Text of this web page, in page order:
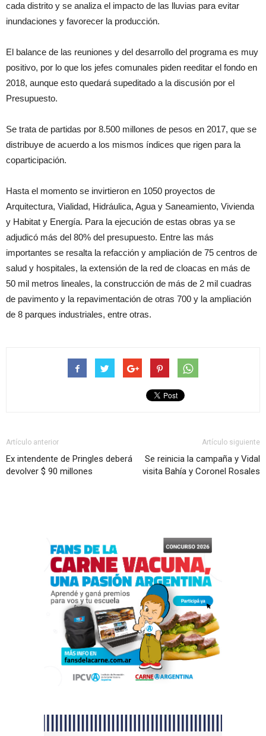
cada distrito y se analiza el impacto de las lluvias para evitar
inundaciones y favorecer la producción.
El balance de las reuniones y del desarrollo del programa es muy
positivo, por lo que los jefes comunales piden reeditar el fondo en
2018, aunque esto quedará supeditado a la discusión por el
Presupuesto.
Se trata de partidas por 8.500 millones de pesos en 2017, que se
distribuye de acuerdo a los mismos índices que rigen para la
coparticipación.
Hasta el momento se invirtieron en 1050 proyectos de
Arquitectura, Vialidad, Hidráulica, Agua y Saneamiento, Vivienda
y Habitat y Energía. Para la ejecución de estas obras ya se
adjudicó más del 80% del presupuesto. Entre las más
importantes se resalta la refacción y ampliación de 75 centros de
salud y hospitales, la extensión de la red de cloacas en más de
50 mil metros lineales, la construcción de más de 2 mil cuadras
de pavimento y la repavimentación de otras 700 y la ampliación
de 8 parques industriales, entre otras.
Artículo anterior
Ex intendente de Pringles deberá
devolver $ 90 millones
Artículo siguiente
Se reinicia la campaña y Vidal
visita Bahía y Coronel Rosales